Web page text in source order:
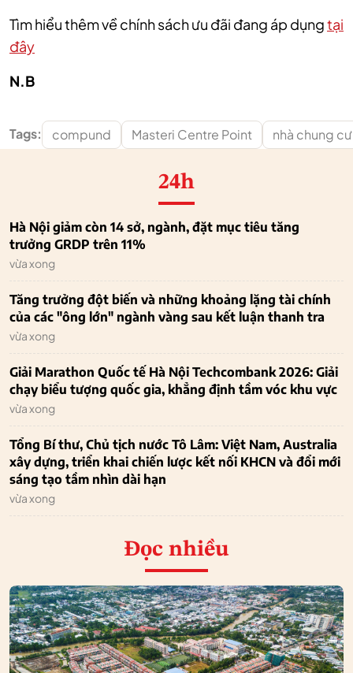
Tìm hiểu thêm về chính sách ưu đãi đang áp dụngtại
đây
N.B
Tags: compund Masteri Centre Point nhà chung cư
24h
Hà Nội giảm còn 14 sở, ngành, đặt mục tiêu tăng
trưởng GRDP trên 11%
vừa xong
Tăng trưởng đột biến và những khoảng lặng tài chính
của các "ông lớn" ngành vàng sau kết luận thanh tra
vừa xong
Giải Marathon Quốc tế Hà Nội Techcombank 2026: Giải
chạy biểu tượng quốc gia, khẳng định tầm vóc khu vực
vừa xong
Tổng Bí thư, Chủ tịch nước Tô Lâm: Việt Nam, Australia
xây dựng, triển khai chiến lược kết nối KHCN và đổi mới
sáng tạo tầm nhìn dài hạn
vừa xong
Đọc nhiều